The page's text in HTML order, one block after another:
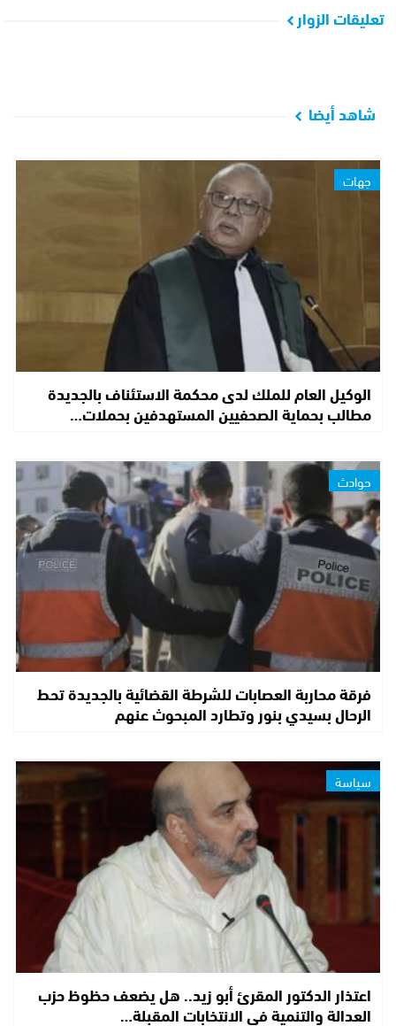
تعليقات الزوار
شاهد أيضا
جهات
الوكيل العام للملك لدى محكمة الاستئناف بالجديدة
مطالب بحماية الصحفيين المستهدفين بحملات…
حوادث
فرقة محاربة العصابات للشرطة القضائية بالجديدة تحط
الرحال بسيدي بنور وتطارد المبحوث عنهم
سياسة
اعتذار الدكتور المقرئ أبو زيد.. هل يضعف حظوظ حزب
العدالة والتنمية في الانتخابات المقبلة…